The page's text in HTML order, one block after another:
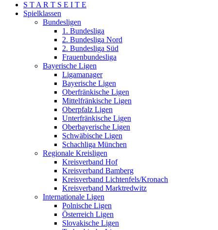
S T A R T S E I T E
Spielklassen
Bundesligen
1. Bundesliga
2. Bundesliga Nord
2. Bundesliga Süd
Frauenbundesliga
Bayerische Ligen
Ligamanager
Bayerische Ligen
Oberfränkische Ligen
Mittelfränkische Ligen
Oberpfalz Ligen
Unterfränkische Ligen
Oberbayerische Ligen
Schwäbische Ligen
Schachliga München
Regionale Kreisligen
Kreisverband Hof
Kreisverband Bamberg
Kreisverband Lichtenfels/Kronach
Kreisverband Marktredwitz
Internationale Ligen
Polnische Ligen
Österreich Ligen
Slovakische Ligen